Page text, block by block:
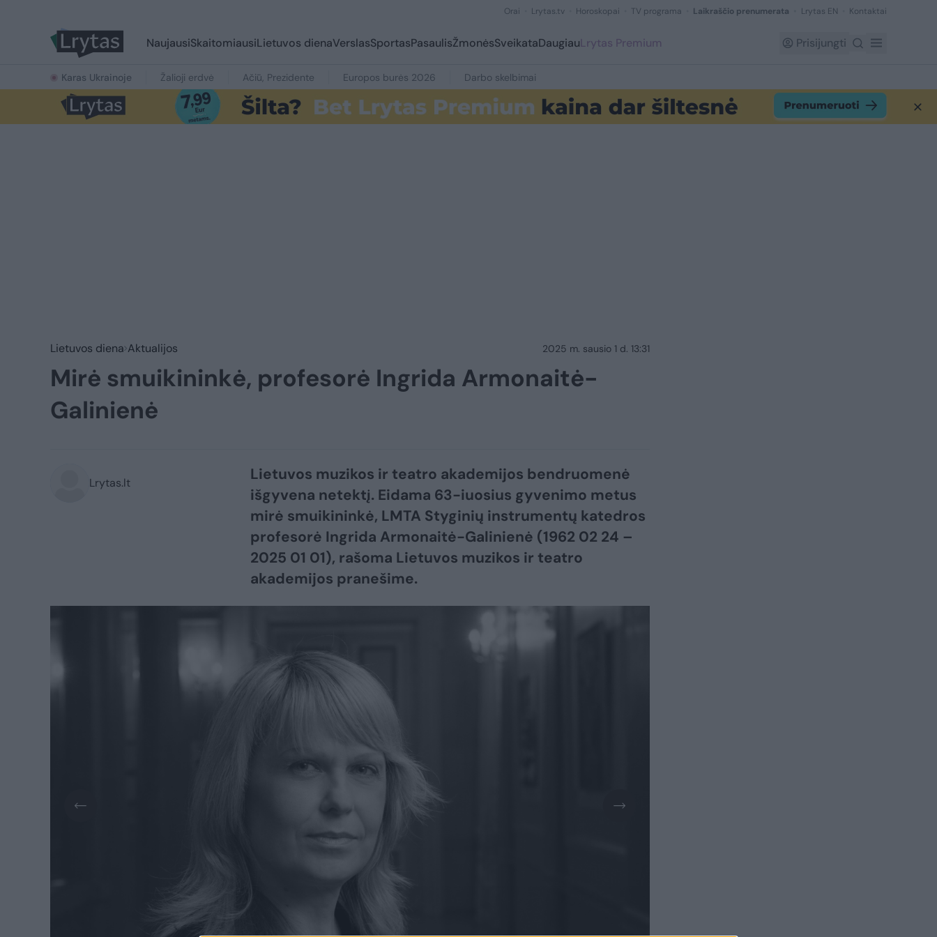
Orai Lrytas.tv Horoskopai TV programa Laikraščio prenumerata Lrytas EN Kontaktai
NaujausiSkaitomiausiLietuvos dienaVerslasSportasPasaulisŽmonėsSveikataDaugiauLrytas Premium Prisijungti
Karas Ukrainoje Žalioji erdvė Ačiū, Prezidente Europos burės 2026 Darbo skelbimai
Lietuvos diena Aktualijos 2025 m. sausio 1 d. 13:31
Mirė smuikininkė, profesorė Ingrida Armonaitė-
Galinienė
Lrytas.lt
Lietuvos muzikos ir teatro akademijos bendruomenė
išgyvena netektį. Eidama 63-iuosius gyvenimo metus
mirė smuikininkė, LMTA Styginių instrumentų katedros
profesorė Ingrida Armonaitė-Galinienė (1962 02 24 –
2025 01 01), rašoma Lietuvos muzikos ir teatro
akademijos pranešime.